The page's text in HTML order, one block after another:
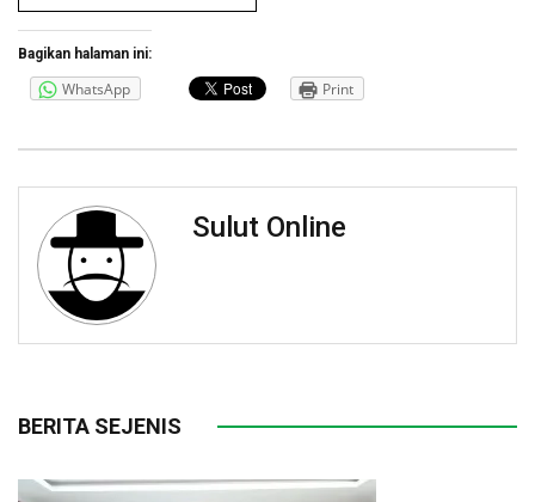
Bagikan halaman ini:
WhatsApp Print
Sulut Online
BERITA SEJENIS